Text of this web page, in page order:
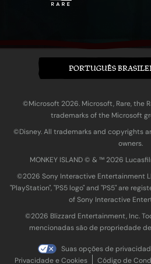
PORTUGUÊS
©Microsoft 2026. Microsoft, Rare, the
trademarks of the Microsoft
©Disney. All trademarks and copyrights
owners.
MONKEY ISLAND © & ™ 20‍26
©2026 Sony Interactive Entertainment
"PlayStation", "PS5 logo" and "PS5" are
of Sony Interactive
©2026 Blizzard Entertainment, Inc.
mencionadas são de propriedade
Suas opções de
Privacidade e Cookies
Código de